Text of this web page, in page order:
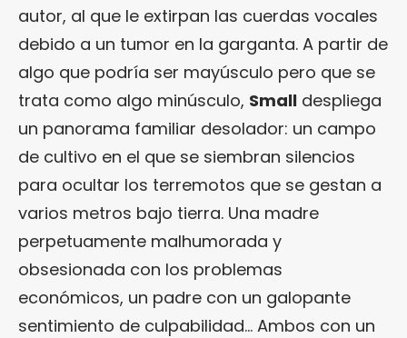
autor, al que le extirpan las cuerdas vocales
debido a un tumor en la garganta. A partir de
algo que podría ser mayúsculo pero que se
trata como algo minúsculo, Small despliega
un panorama familiar desolador: un campo
de cultivo en el que se siembran silencios
para ocultar los terremotos que se gestan a
varios metros bajo tierra. Una madre
perpetuamente malhumorada y
obsesionada con los problemas
económicos, un padre con un galopante
sentimiento de culpabilidad… Ambos con un